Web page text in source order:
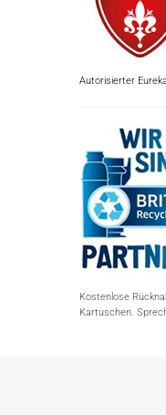
Autorisierter
Kostenlose
Kartuschen.